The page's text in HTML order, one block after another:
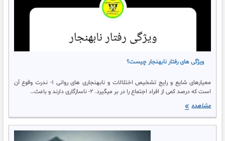
ویژگی های رفتار نابهنجار چیست؟
معیارهای شایع و رایج تشخیص اختلالات و نابهنجاری های روانی ۱- ندرت وقوع آن
است که درصد کمی از افراد اجتماع را در بر میگیرد. ۲- ناسازگاری دارند و باعث…
مشاهدهویژگی
رفتار